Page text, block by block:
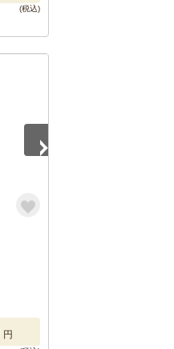
円